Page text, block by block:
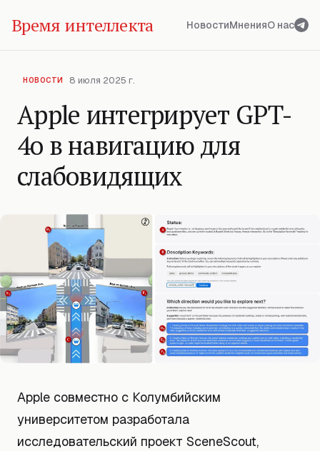
Время интеллекта НовостиМненияО нас
НОВОСТИ 8 июля 2025 г.
Apple интегрирует GPT-
4o в навигацию для
слабовидящих
Apple совместно с Колумбийским
университетом разработала
исследовательский проект SceneScout,